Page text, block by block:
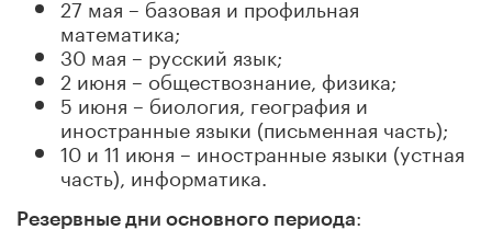
27 мая – базовая и профильная
математика;
30 мая – русский язык;
2 июня – обществознание, физика;
5 июня – биология, география и
иностранные языки (письменная часть);
10 и 11 июня – иностранные языки (устная
часть), информатика.
Резервные дни основного периода: